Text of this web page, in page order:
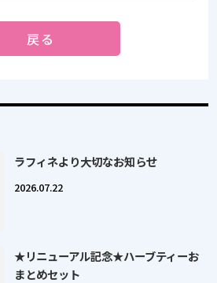
戻る
ラフィネより大切なお知らせ
2026.07.22
★リニューアル記念★ハーブティーお
まとめセット